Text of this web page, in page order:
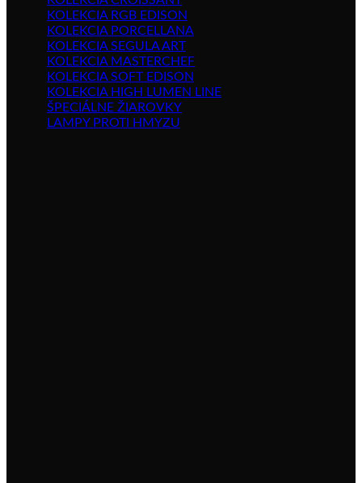
KOLEKCIA RGB EDISON
KOLEKCIA PORCELLANA
KOLEKCIA SEGULA ART
KOLEKCIA MASTERCHEF
KOLEKCIA SOFT EDISON
KOLEKCIA HIGH LUMEN LINE
ŠPECIÁLNE ŽIAROVKY
LAMPY PROTI HMYZU